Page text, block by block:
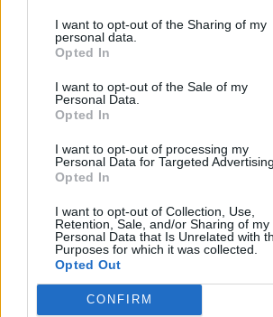
I want to opt-out of the Sharing of my
personal data.
Opted In
I want to opt-out of the Sale of my
Personal Data.
Opted In
I want to opt-out of processing my
Personal Data for Targeted Advertising.
Opted In
I want to opt-out of Collection, Use,
Retention, Sale, and/or Sharing of my
Personal Data that Is Unrelated with
Purposes for which it was collected.
Opted Out
CONFIRM
El missatge principal de les autoritats
el trajecte amb temps, mantenir la
PAU amb serenitat.